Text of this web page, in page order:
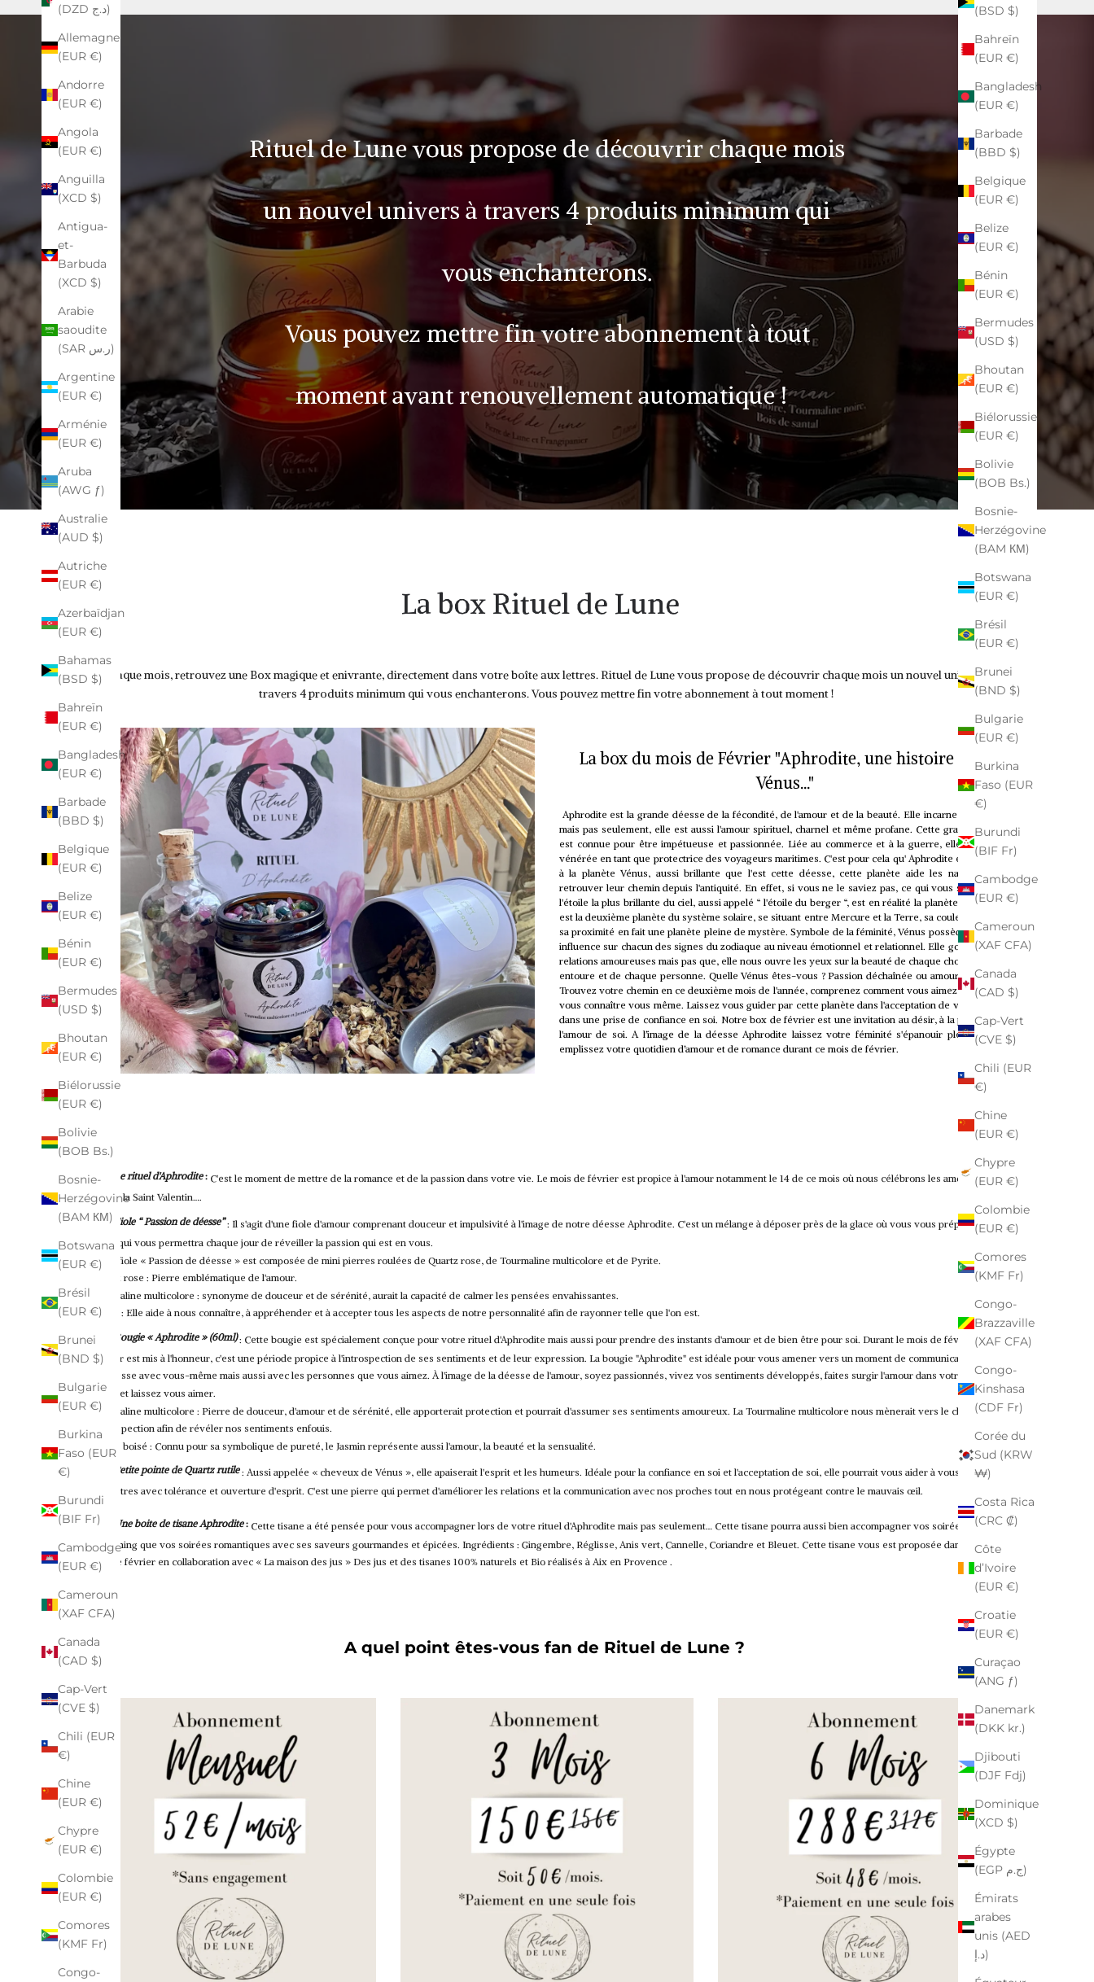
(BSD $)
Bahreïn
(EUR €)
Bangladesh
(EUR €)
Barbade
(BBD $)
Belgique
(EUR €)
Belize
(EUR €)
Bénin
(EUR €)
Bermudes
(USD $)
Bhoutan
(EUR €)
Biélorussie
(EUR €)
Bolivie
(BOB Bs.)
Bosnie-
Herzégovine
(BAM КМ)
Botswana
(EUR €)
Brésil
(EUR €)
Brunei
(BND $)
Bulgarie
(EUR €)
Burkina
Faso (EUR
€)
Burundi
(BIF Fr)
Cambodge
(EUR €)
Cameroun
(XAF CFA)
Canada
(CAD $)
Cap-Vert
(CVE $)
Chili (EUR
€)
Chine
(EUR €)
Chypre
(EUR €)
Colombie
(EUR €)
Comores
(KMF Fr)
Congo-
Brazzaville
(XAF CFA)
Congo-
Kinshasa
(CDF Fr)
Corée du
Sud (KRW
₩)
Costa Rica
(CRC ₡)
Côte
d’Ivoire
(EUR €)
Croatie
(EUR €)
Curaçao
(ANG ƒ)
Danemark
(DKK kr.)
Djibouti
(DJF Fdj)
Dominique
(XCD $)
Égypte
(EGP ج.م)
Émirats
arabes
unis (AED
د.إ)
(DZD د.ج)
Allemagne
(EUR €)
Andorre
(EUR €)
Angola
(EUR €)
Anguilla
(XCD $)
Antigua-
et-
Barbuda
(XCD $)
Arabie
saoudite
(SAR ر.س)
Argentine
(EUR €)
Arménie
(EUR €)
Aruba
(AWG ƒ)
Australie
(AUD $)
Autriche
(EUR €)
Azerbaïdjan
(EUR €)
Bahamas
(BSD $)
Bahreïn
(EUR €)
Bangladesh
(EUR €)
Barbade
(BBD $)
Belgique
(EUR €)
Belize
(EUR €)
Bénin
(EUR €)
Bermudes
(USD $)
Bhoutan
(EUR €)
Biélorussie
(EUR €)
Bolivie
(BOB Bs.)
Bosnie-
Herzégovine
(BAM КМ)
Botswana
(EUR €)
Brésil
(EUR €)
Brunei
(BND $)
Bulgarie
(EUR €)
Burkina
Faso (EUR
€)
Burundi
(BIF Fr)
Cambodge
(EUR €)
Cameroun
(XAF CFA)
Canada
(CAD $)
Cap-Vert
(CVE $)
Chili (EUR
€)
Chine
(EUR €)
Chypre
(EUR €)
Colombie
(EUR €)
Comores
(KMF Fr)
Congo-
Rituel de Lune vous propose de découvrir chaque mois
un nouvel univers à travers 4 produits minimum qui
vous enchanterons.
Vous pouvez mettre fin votre abonnement à tout
moment avant renouvellement automatique !
La box Rituel de Lune
Chaque mois, retrouvez une Box magique et enivrante, directement dans votre boîte aux lettres. Rituel de Lune vous propose de découvrir chaque mois un nouvel univers à
travers 4 produits minimum qui vous enchanterons. Vous pouvez mettre fin votre abonnement à tout moment !
La box du mois de Février "Aphrodite, une histoire avec
Vénus..."
Aphrodite est la grande déesse de la fécondité, de l'amour et de la beauté. Elle incarne l'amour pur
mais pas seulement, elle est aussi l'amour spirituel, charnel et même profane. Cette grande déesse
est connue pour être impétueuse et passionnée. Liée au commerce et à la guerre, elle était aussi
vénérée en tant que protectrice des voyageurs maritimes. C'est pour cela qu' Aphrodite est associée
à la planète Vénus, aussi brillante que l'est cette déesse, cette planète aide les navigateurs à
retrouver leur chemin depuis l'antiquité. En effet, si vous ne le saviez pas, ce qui vous semble être
l'étoile la plus brillante du ciel, aussi appelé “ l'étoile du berger “, est en réalité la planète Vénus. Elle
est la deuxième planète du système solaire, se situant entre Mercure et la Terre, sa couleur dorée et
sa proximité en fait une planète pleine de mystère. Symbole de la féminité, Vénus possède une forte
influence sur chacun des signes du zodiaque au niveau émotionnel et relationnel. Elle gouverne nos
relations amoureuses mais pas que, elle nous ouvre les yeux sur la beauté de chaque chose qui nous
entoure et de chaque personne. Quelle Vénus êtes-vous ? Passion déchaînée ou amour tranquille ?
Trouvez votre chemin en ce deuxième mois de l'année, comprenez comment vous aimez pour mieux
vous connaître vous même. Laissez vous guider par cette planète dans l'acceptation de vos désirs et
dans une prise de confiance en soi. Notre box de février est une invitation au désir, à la passion et à
l'amour de soi. A l’image de la déesse Aphrodite laissez votre féminité s'épanouir pleinement et
emplissez votre quotidien d’amour et de romance durant ce mois de février.
Le rituel d'Aphrodite: C'est le moment de mettre de la romance et de la passion dans votre vie. Le mois de février est propice à l'amour notamment le 14 de ce mois où nous célébrons les amoureux
durant la Saint Valentin….
Fiole “ Passion de déesse” : Il s'agit d'une fiole d'amour comprenant douceur et impulsivité à l'image de notre déesse Aphrodite. C'est un mélange à déposer près de la glace où vous vous préparez le
matin qui vous permettra chaque jour de réveiller la passion qui est en vous.
Cette fiole « Passion de déesse » est composée de mini pierres roulées de Quartz rose, de Tourmaline multicolore et de Pyrite.
Quartz rose : Pierre emblématique de l'amour.
Tourmaline multicolore : synonyme de douceur et de sérénité, aurait la capacité de calmer les pensées envahissantes.
Pyrite : Elle aide à nous connaître, à appréhender et à accepter tous les aspects de notre personnalité afin de rayonner telle que l'on est.
Bougie « Aphrodite » (60ml): Cette bougie est spécialement conçue pour votre rituel d'Aphrodite mais aussi pour prendre des instants d'amour et de bien être pour soi. Durant le mois de février,
l'amour est mis à l'honneur, c'est une période propice à l'introspection de ses sentiments et de leur expression. La bougie "Aphrodite" est idéale pour vous amener vers un moment de communication et de
tendresse avec vous-même mais aussi avec les personnes que vous aimez. À l'image de la déesse de l'amour, soyez passionnés, vivez vos sentiments développés, faites surgir l'amour dans votre vie,
aimez et laissez vous aimer.
Tourmaline multicolore : Pierre de douceur, d'amour et de sérénité, elle apporterait protection et pourrait d'assumer ses sentiments amoureux. La Tourmaline multicolore nous mènerait vers le chemin de
l'introspection afin de révéler nos sentiments enfouis.
Jasmin boisé : Connu pour sa symbolique de pureté, le Jasmin représente aussi l'amour, la beauté et la sensualité.
Petite pointe de Quartz rutile: Aussi appelée « cheveux de Vénus », elle apaiserait l'esprit et les humeurs. Idéale pour la confiance en soi et l'acceptation de soi, elle pourrait vous aider à vous ouvrir
aux autres avec tolérance et ouverture d'esprit. C'est une pierre qui permet d'améliorer les relations et la communication avec nos proches tout en nous protégeant contre le mauvais œil.
Une boite de tisane Aphrodite : Cette tisane a été pensée pour vous accompagner lors de votre rituel d'Aphrodite mais pas seulement… Cette tisane pourra aussi bien accompagner vos soirées
cocooning que vos soirées romantiques avec ses saveurs gourmandes et épicées. Ingrédients : Gingembre, Réglisse, Anis vert, Cannelle, Coriandre et Bleuet. Cette tisane vous est proposée dans notre
box de février en collaboration avec « La maison des jus » Des jus et des tisanes 100% naturels et Bio réalisés à Aix en Provence .
A quel point êtes-vous fan de Rituel de Lune ?